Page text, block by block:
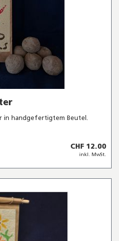
in handgefertigtem Beutel.
CHF 12.00
inkl. MwSt.